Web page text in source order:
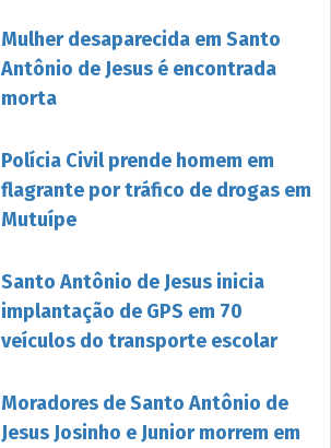
Mulher desaparecida em Santo
Antônio de Jesus é encontrada
morta
Polícia Civil prende homem em
flagrante por tráfico de drogas em
Mutuípe
Santo Antônio de Jesus inicia
implantação de GPS em 70
veículos do transporte escolar
Moradores de Santo Antônio de
Jesus Josinho e Junior morrem em